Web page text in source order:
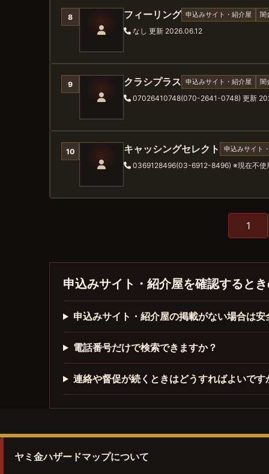
8 フィーリング 申込みサイト・紹介屋 闇
なし 更新 2026.06.12
9 クラシプラス 申込みサイト・紹介屋 闇
07026410748(070-2641-0748) 更新
10 キャッシングセレクト 申込みサイト
0369128496(03-6912-8496) ※現在不使
1
申込みサイト・紹介屋を確認すると
申込みサイト・紹介屋の掲載がない場合は安
電話番号だけで検索できますか？
連絡や督促が続くときはどうすればよいです
ヤミ金ハザードマップについて